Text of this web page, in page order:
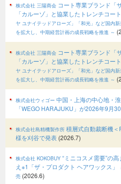
株式会社 三陽商会 コート専業ブランド「
「カルーゾ」と協業したトレンチコー
ヤ ユナイテッドアローズ」「和光」など国内
を拡大し、中期経営計画の成長戦略を推進 ～
株式会社 三陽商会 コート専業ブランド「
「カルーゾ」と協業したトレンチコー
ヤ ユナイテッドアローズ」「和光」など国内
を拡大し、中期経営計画の成長戦略を推進 ～
株式会社ウィゴー 中国・上海の中心地・
「WEGO HARAJUKU」が2026年9月
株式会社島精機製作所 積層式自動裁断機
様を刈谷で発表 (2026.7)
株式会社 KOKOBUY “ミニコスメ需要”の
え※1「ザ・プロダクト ヘアワックス」
売 (2026.6)